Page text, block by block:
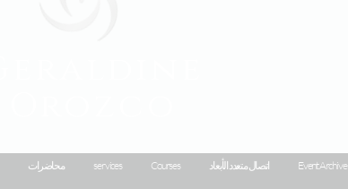
محاضرات services Courses اتصال متعدد الأبعاد Event Archive